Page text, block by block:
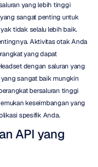
yang lebih tinggi
sangat penting untuk
tidak selalu lebih baik.
Aktivitas otak Anda
yang dapat
dengan saluran yang
sangat baik mungkin
bersaluran tinggi
keseimbangan yang
spesifik Anda.
API yang